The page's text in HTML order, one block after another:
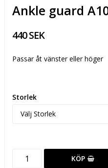
Ankle guard
440 SEK
Passar åt vänster eller höger
Storlek
KÖP